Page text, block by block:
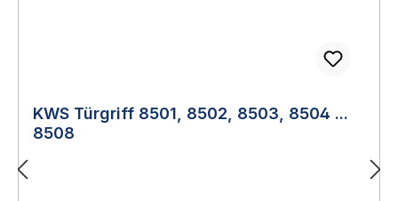
KWS Türgriff 8501, 8502, 8503, 8504 ...
8508